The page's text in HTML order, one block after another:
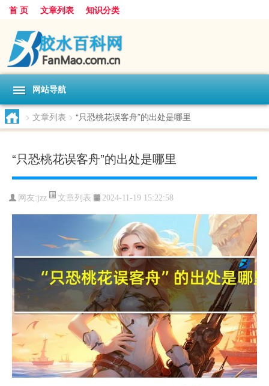
首 页 文章列表 知识分类
网站导航
> 文章列表 > “只恐桃花误客舟”的出处是哪里
“只恐桃花误客舟”的出处是哪里
网友:jzz 文章列表 2024-11-19 15:22:58